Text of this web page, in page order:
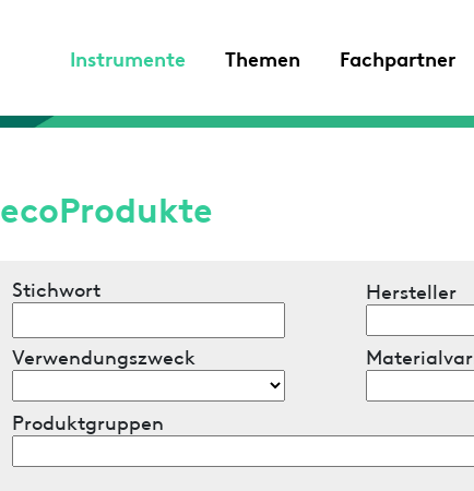
Instrumente Themen Fachpartner
ecoProdukte
Stichwort Hersteller
Verwendungszweck
Produktgruppen